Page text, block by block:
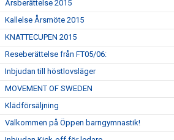
Årsberättelse 2015
Kallelse Årsmöte 2015
KNATTECUPEN 2015
Reseberättelse från FT05/06:
Inbjudan till höstlovsläger
MOVEMENT OF SWEDEN
Klädförsäljning
Välkommen på Öppen barngymnastik!